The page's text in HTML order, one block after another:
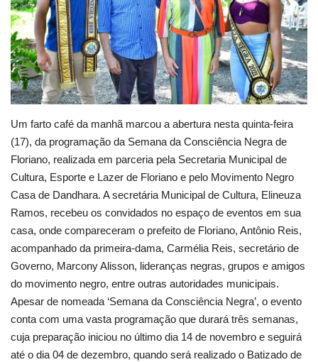
Um farto café da manhã marcou a abertura nesta quinta-feira
(17), da programação da Semana da Consciência Negra de
Floriano, realizada em parceria pela Secretaria Municipal de
Cultura, Esporte e Lazer de Floriano e pelo Movimento Negro
Casa de Dandhara. A secretária Municipal de Cultura, Elineuza
Ramos, recebeu os convidados no espaço de eventos em sua
casa, onde compareceram o prefeito de Floriano, Antônio Reis,
acompanhado da primeira-dama, Carmélia Reis, secretário de
Governo, Marcony Alisson, lideranças negras, grupos e amigos
do movimento negro, entre outras autoridades municipais.
Apesar de nomeada ‘Semana da Consciência Negra’, o evento
conta com uma vasta programação que durará três semanas,
cuja preparação iniciou no último dia 14 de novembro e seguirá
até o dia 04 de dezembro, quando será realizado o Batizado de